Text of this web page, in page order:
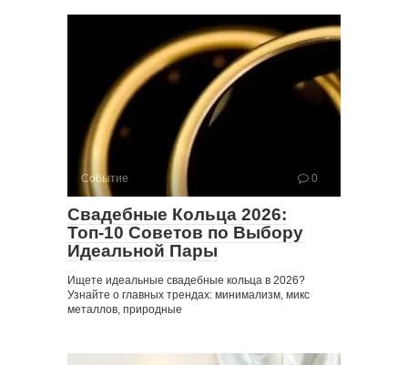
Событие 0
Свадебные Кольца 2026:
Топ-10 Советов по Выбору
Идеальной Пары
Ищете идеальные свадебные кольца в 2026?
Узнайте о главных трендах: минимализм, микс
металлов, природные